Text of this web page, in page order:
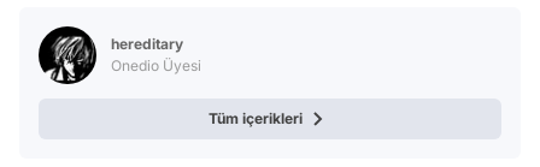
hereditary
Onedio Üyesi
Tüm içerikleri